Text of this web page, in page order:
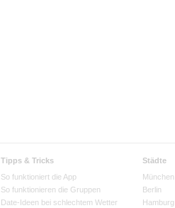
Tipps & Tricks
So funktioniert die App
So funktionieren die Gruppen
Date-Ideen bei schlechtem Wetter
Städte
München
Berlin
Hamburg